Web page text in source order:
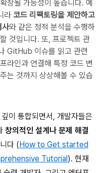
장될 가능성이 높습니다. 예
라 코드 리팩토링을 제안하고
사와 같은 정적 분석을 수행하
것입니다. 또, 프로젝트 관
GitHub 이슈를 읽고 관련
라인과 연결해 특정 코드 변
는 것까지 상상해볼 수 있습
이 통합되면서, 개발자들은
창의적인 설계나 문제 해결
다 (How to Get started
Tutorial). 현재